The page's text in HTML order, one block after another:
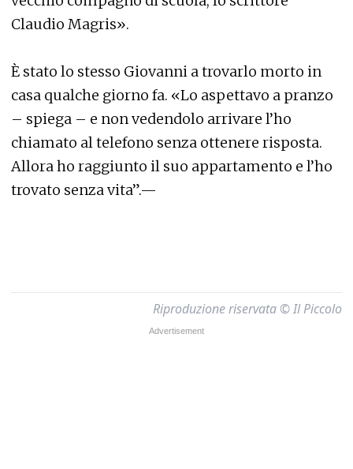
Claudio Magris».
È stato lo stesso Giovanni a trovarlo morto in
casa qualche giorno fa. «Lo aspettavo a pranzo
– spiega – e non vedendolo arrivare l’ho
chiamato al telefono senza ottenere risposta.
Allora ho raggiunto il suo appartamento e l’ho
trovato senza vita”.—
Riproduzione riservata © Il Piccolo